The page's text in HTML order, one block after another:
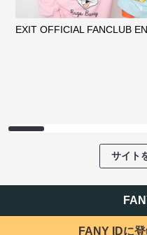
EXIT OFFICIAL FANCLUB
サイト
FANY IDに